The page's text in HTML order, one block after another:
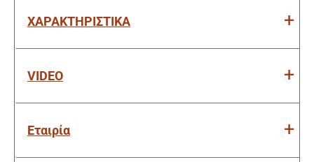
ΧΑΡΑΚΤΗΡΙΣΤΙΚΑ
VIDEO
Εταιρία